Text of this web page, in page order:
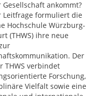
ankommt?
Leitfrage formuliert die
Hochschule Würzburg-
(THWS) ihre neue
Der
THWS verbindet
Forschung,
Vielfalt sowie eine